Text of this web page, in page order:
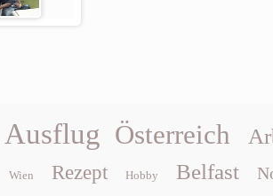
Ausflug Österreich
Wien Rezept Hobby Belfast